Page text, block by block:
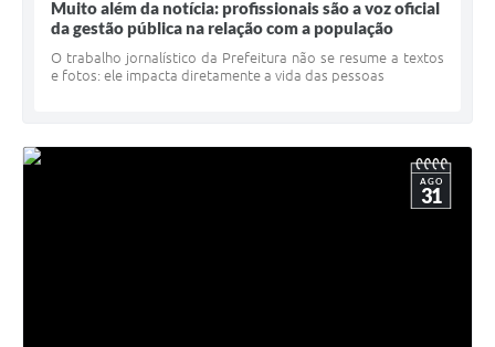
Muito além da notícia: profissionais são a voz oficial
da gestão pública na relação com a população
O trabalho jornalístico da Prefeitura não se resume a textos
e fotos: ele impacta diretamente a vida das pessoas
AGO
31